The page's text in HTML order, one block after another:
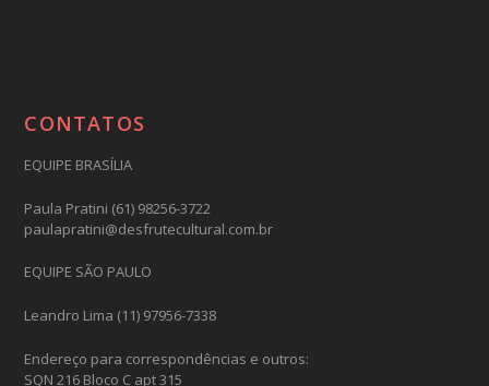
CONTATOS
EQUIPE BRASÍLIA
Paula Pratini (61) 98256-3722
paulapratini@desfrutecultural.com.br
EQUIPE SÃO PAULO
Leandro Lima (11) 97956-7338
Endereço para correspondências e outros:
SQN 216 Bloco C apt 315